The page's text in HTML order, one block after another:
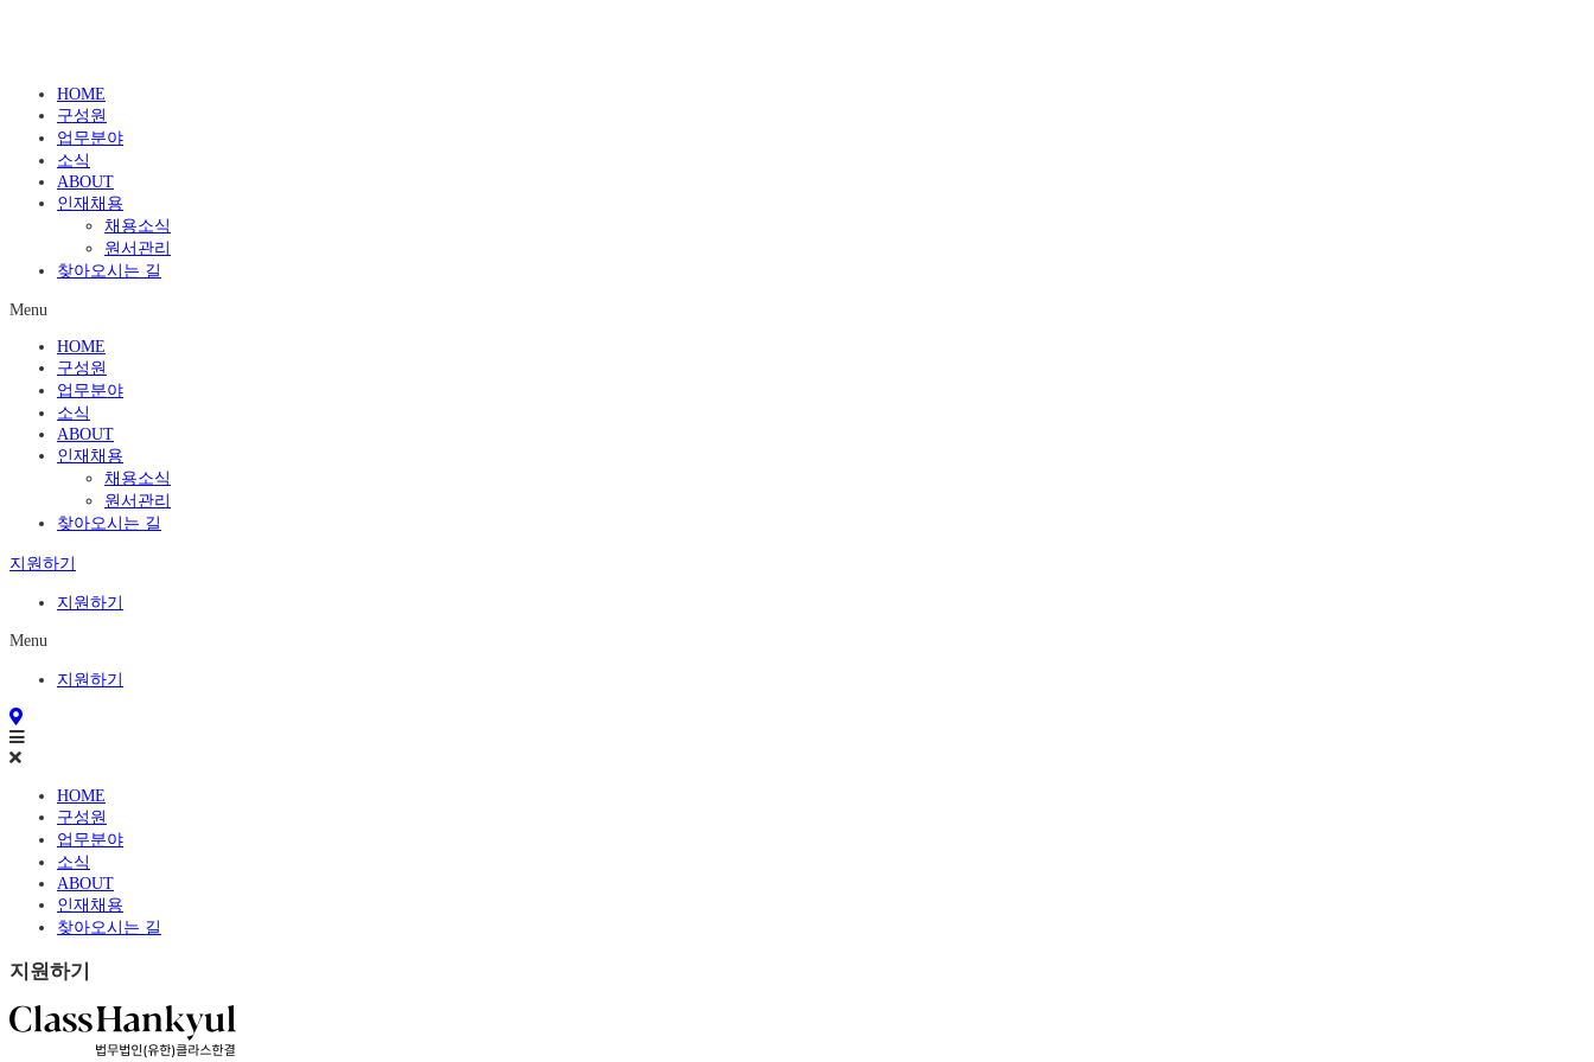
HOME
구성원
업무분야
소식
ABOUT
인재채용
채용소식
원서관리
찾아오시는 길
Menu
HOME
구성원
업무분야
소식
ABOUT
인재채용
채용소식
원서관리
찾아오시는 길
지원하기
지원하기
Menu
지원하기
HOME
구성원
업무분야
소식
ABOUT
인재채용
찾아오시는 길
지원하기